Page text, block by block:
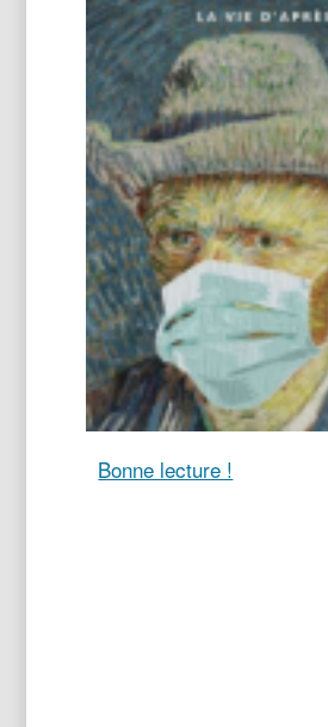
Bonne lecture !